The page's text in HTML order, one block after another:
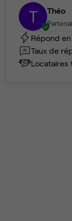
T Théo
Répond
Taux de
Locataires